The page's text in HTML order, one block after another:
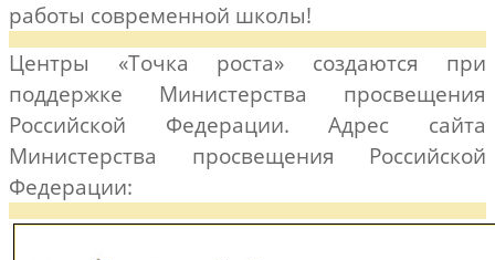
работы современной школы!
Центры «Точка роста» создаются при
поддержке Министерства просвещения
Российской Федерации. Адрес сайта
Министерства просвещения Российской
Федерации: